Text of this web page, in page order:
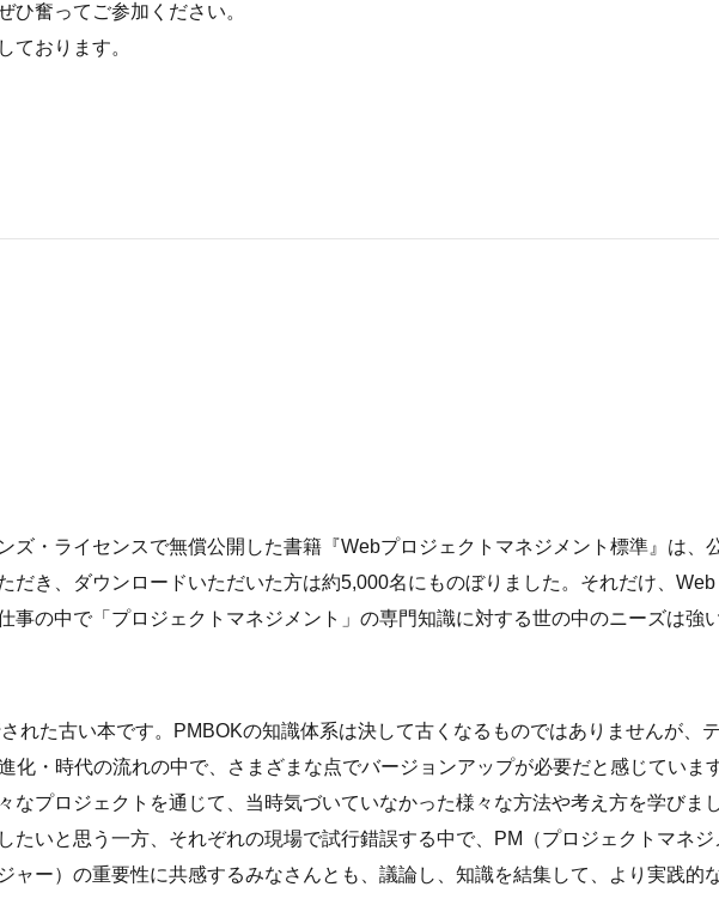
ひ奮ってご参加ください。
ております。
ズ・ライセンスで無償公開した書籍『Webプロジェクトマネジメント標準』は、
だき、ダウンロードいただいた方は約5,000名にものぼりました。それだけ、Web
事の中で「プロジェクトマネジメント」の専門知識に対する世の中のニーズは強
れた古い本です。PMBOKの知識体系は決して古くなるものではありませんが、
化・時代の流れの中で、さまざまな点でバージョンアップが必要だと感じていま
なプロジェクトを通じて、当時気づいていなかった様々な方法や考え方を学びま
たいと思う一方、それぞれの現場で試行錯誤する中で、PM（プロジェクトマネジ
ャー）の重要性に共感するみなさんとも、議論し、知識を結集して、より実践的